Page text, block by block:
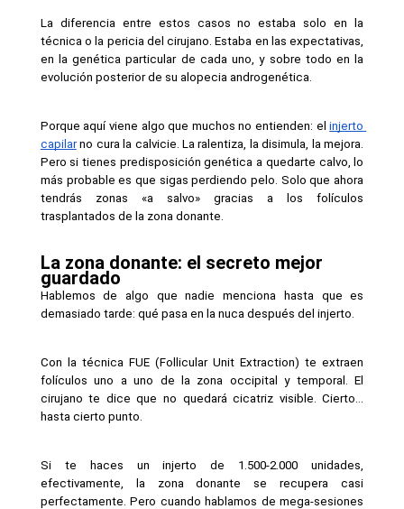
La diferencia entre estos casos no estaba solo en la
técnica o la pericia del cirujano. Estaba en las expectativas,
en la genética particular de cada uno, y sobre todo en la
evolución posterior de su alopecia androgenética.
Porque aquí viene algo que muchos no entienden: el injerto
capilar no cura la calvicie. La ralentiza, la disimula, la mejora.
Pero si tienes predisposición genética a quedarte calvo, lo
más probable es que sigas perdiendo pelo. Solo que ahora
tendrás zonas «a salvo» gracias a los folículos
trasplantados de la zona donante.
La zona donante: el secreto mejor
guardado
Hablemos de algo que nadie menciona hasta que es
demasiado tarde: qué pasa en la nuca después del injerto.
Con la técnica FUE (Follicular Unit Extraction) te extraen
folículos uno a uno de la zona occipital y temporal. El
cirujano te dice que no quedará cicatriz visible. Cierto…
hasta cierto punto.
Si te haces un injerto de 1.500-2.000 unidades,
efectivamente, la zona donante se recupera casi
perfectamente. Pero cuando hablamos de mega-sesiones